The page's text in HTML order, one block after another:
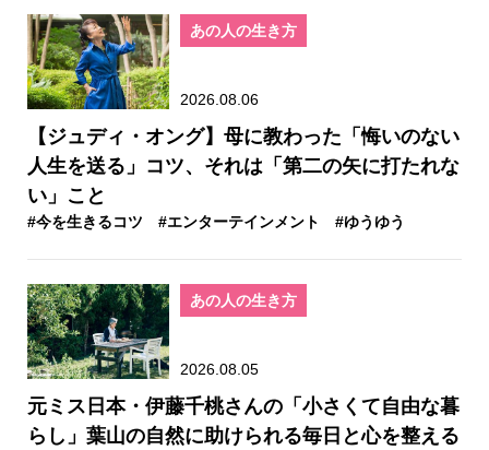
あの人の生き方
2026.08.06
【ジュディ・オング】母に教わった「悔いのない
人生を送る」コツ、それは「第二の矢に打たれな
い」こと
#今を生きるコツ #エンターテインメント #ゆうゆう
あの人の生き方
2026.08.05
元ミス日本・伊藤千桃さんの「小さくて自由な暮
らし」葉山の自然に助けられる毎日と心を整える